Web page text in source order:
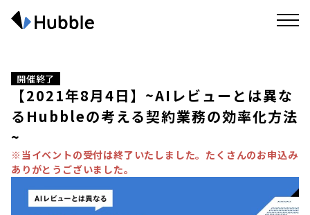
開催終了
【2021年8月4日】~AIレビューとは異な
るHubbleの考える契約業務の効率化方法
~
※当イベントの受付は終了いたしました。たくさんのお申込み
ありがとうございました。